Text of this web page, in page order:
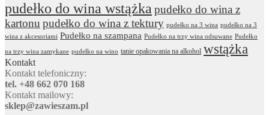
pudełko do wina wstążka pudełko do wina z
kartonu pudełko do wina z tektury pudełko na 3 wina pudełko na 3
wina z akcesoriami Pudełko na szampana Pudełko na trzy wina odsuwane Pudełko
na trzy wina zamykane pudełko na wino tanie opakowania na alkohol wstążka
Kontakt
Kontakt telefoniczny:
tel. +48 662 070 168
Kontakt mailowy:
sklep@zawieszam.pl